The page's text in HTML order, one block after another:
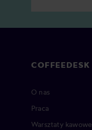
COFFEEDESK
O nas
Praca
Warsztaty kawowe